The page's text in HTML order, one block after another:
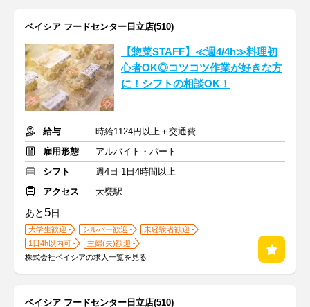
ベイシア フードセンター日立店(510)
【惣菜STAFF】≪週4/4h≫料理初
心者OK◎コツコツ作業が好きな方
に！シフトの相談OK！
給与
時給1124円以上＋交通費
雇用形態
アルバイト・パート
シフト
週4日 1日4時間以上
アクセス
大甕駅
あと 5日
大学生歓迎 シルバー歓迎
未経験者歓迎
1日4h以内可
主婦(夫)歓迎
株式会社ベイシアの求人一覧を見る
ベイシア フードセンター日立店(510)